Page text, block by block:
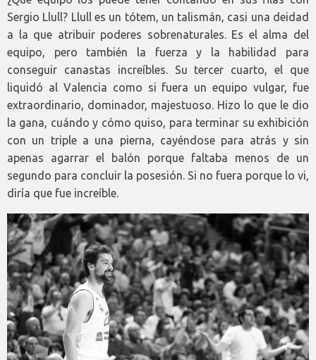
Sergio Llull? Llull es un tótem, un talismán, casi una deidad
a la que atribuir poderes sobrenaturales. Es el alma del
equipo, pero también la fuerza y la habilidad para
conseguir canastas increíbles. Su tercer cuarto, el que
liquidó al Valencia como si fuera un equipo vulgar, fue
extraordinario, dominador, majestuoso. Hizo lo que le dio
la gana, cuándo y cómo quiso, para terminar su exhibición
con un triple a una pierna, cayéndose para atrás y sin
apenas agarrar el balón porque faltaba menos de un
segundo para concluir la posesión. Si no fuera porque lo vi,
diría que fue increíble.